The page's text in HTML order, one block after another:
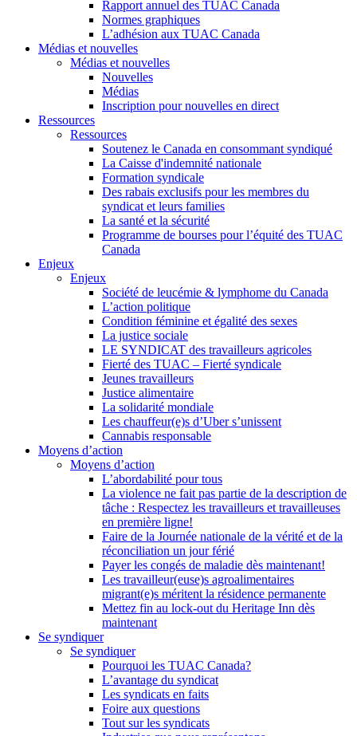
Rapport annuel des TUAC Canada
Normes graphiques
L’adhésion aux TUAC Canada
Médias et nouvelles
Médias et nouvelles
Nouvelles
Médias
Inscription pour nouvelles en direct
Ressources
Ressources
Soutenez le Canada en consommant syndiqué
La Caisse d'indemnité nationale
Formation syndicale
Des rabais exclusifs pour les membres du
syndicat et leurs families
La santé et la sécurité
Programme de bourses pour l’équité des TUAC
Canada
Enjeux
Enjeux
Société de leucémie & lymphome du Canada
L’action politique
Condition féminine et égalité des sexes
La justice sociale
LE SYNDICAT des travailleurs agricoles
Fierté des TUAC – Fierté syndicale
Jeunes travailleurs
Justice alimentaire
La solidarité mondiale
Les chauffeur(e)s d’Uber s’unissent
Cannabis responsable
Moyens d’action
Moyens d’action
L’abordabilité pour tous
La violence ne fait pas partie de la description de
tâche : Respectez les travailleurs et travailleuses
en première ligne!
Faire de la Journée nationale de la vérité et de la
réconciliation un jour férié
Payer les congés de maladie dès maintenant!
Les travailleur(euse)s agroalimentaires
migrant(e)s méritent la résidence permanente
Mettez fin au lock-out du Heritage Inn dès
maintenant
Se syndiquer
Se syndiquer
Pourquoi les TUAC Canada?
L’avantage du syndicat
Les syndicats en faits
Foire aux questions
Tout sur les syndicats